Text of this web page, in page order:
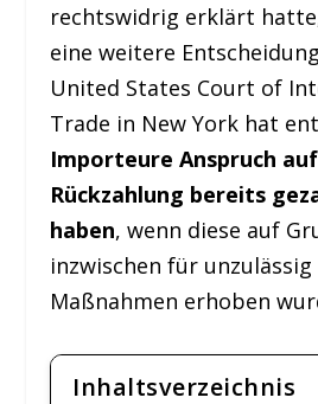
rechtswidrig erklärt
eine weitere
United States Court of
Trade in New York hat
Importeure Anspruch
Rückzahlung bereits
haben, wenn diese auf
inzwischen für
Maßnahmen erhoben
Inhaltsverzeichnis